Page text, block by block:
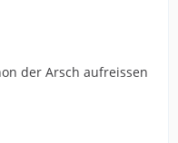
der Arsch aufreissen